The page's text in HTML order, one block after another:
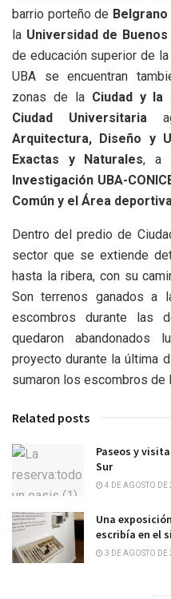
barrio porteño de Belgrano
la Universidad de
de educación superior de
UBA se encuentran
zonas de la Ciudad y la
Ciudad Universitaria
Arquitectura, Diseño y
Exactas y Naturales, a
Investigación UBA-
Común y el Área
Dentro del predio de
sector que se extiende
hasta la ribera, con su
Son terrenos ganados a
escombros durante las
quedaron abandonados
proyecto durante la última
sumaron los escombros de
Related posts
Paseos y
Sur
4 DE AGOSTO DE
Una
escribía en el
3 DE AGOSTO DE